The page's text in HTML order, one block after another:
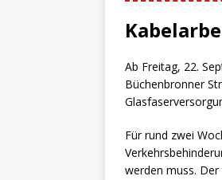
Ab Freitag, 22.
Büchenbronner
Für rund zwei
werden muss.